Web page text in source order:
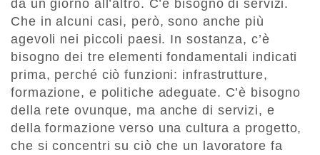
da un giorno all’altro. C’è bisogno di servizi.
Che in alcuni casi, però, sono anche più
agevoli nei piccoli paesi. In sostanza, c’è
bisogno dei tre elementi fondamentali indicati
prima, perché ciò funzioni: infrastrutture,
formazione, e politiche adeguate. C’è bisogno
della rete ovunque, ma anche di servizi, e
della formazione verso una cultura a progetto,
che si concentri su ciò che un lavoratore fa